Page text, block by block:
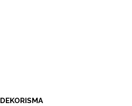
DEKORISMA